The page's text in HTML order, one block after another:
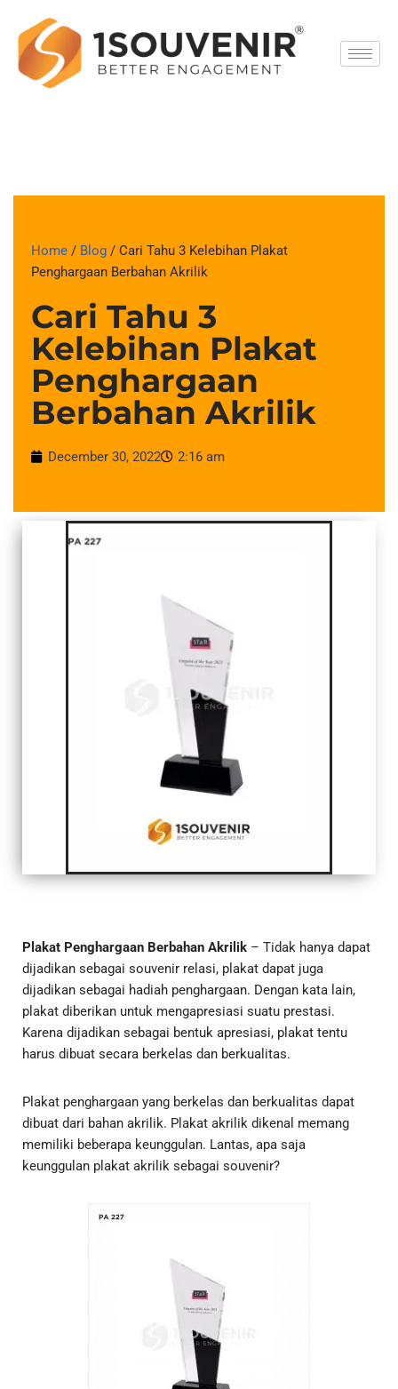
Skip
to
content
Home / Blog / Cari Tahu 3 Kelebihan Plakat
Penghargaan Berbahan Akrilik
Cari Tahu 3
Kelebihan Plakat
Penghargaan
Berbahan Akrilik
December 30, 2022 2:16 am
Plakat Penghargaan Berbahan Akrilik – Tidak hanya dapat
dijadikan sebagai souvenir relasi, plakat dapat juga
dijadikan sebagai hadiah penghargaan. Dengan kata lain,
plakat diberikan untuk mengapresiasi suatu prestasi.
Karena dijadikan sebagai bentuk apresiasi, plakat tentu
harus dibuat secara berkelas dan berkualitas.
Plakat penghargaan yang berkelas dan berkualitas dapat
dibuat dari bahan akrilik. Plakat akrilik dikenal memang
memiliki beberapa keunggulan. Lantas, apa saja
keunggulan plakat akrilik sebagai souvenir?